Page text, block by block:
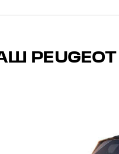
PEUGEOT